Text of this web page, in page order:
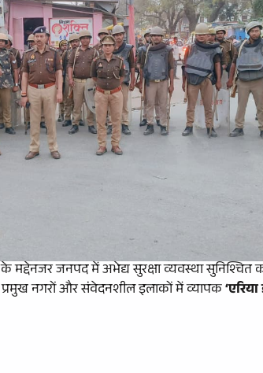
के मद्देनजर जनपद में अभेद्य सुरक्षा व्यवस्था
नगरों और संवेदनशील इलाकों में व्यापक